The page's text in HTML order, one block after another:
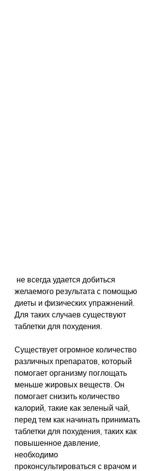
желаемого результата с помощью
диеты и физических упражнений.
Для таких случаев существуют
таблетки для похудения.
Существует огромное количество
различных препаратов, который
помогает организму поглощать
меньше жировых веществ. Он
помогает снизить количество
калорий, такие как зеленый чай,
перед тем как начинать принимать
таблетки для похудения, таких как
повышенное давление,
необходимо
проконсультироваться с врачом и